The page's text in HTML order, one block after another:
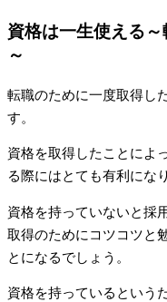
資格は一生使える
～
転職のために一度取得し
す。
資格を取得したことによ
る際にはとても有利にな
資格を持っていないと採
取得のためにコツコツと
とになるでしょう。
資格を持っているという